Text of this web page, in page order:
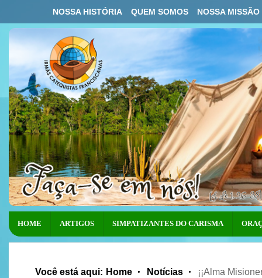
NOSSA HISTÓRIA QUEM SOMOS NOSSA MISSÃO
HOME ARTIGOS SIMPATIZANTES DO CARISMA
Você está aqui: Home Notícias ¡¡Alma